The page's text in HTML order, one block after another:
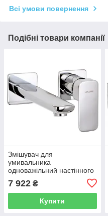
Всі умови повернення
Подібні товари компанії
Змішувач для
умивальника
одноважільний настінного
монтажу VALVEX Loft хром
латунь 2454780
7 922 ₴
Купити